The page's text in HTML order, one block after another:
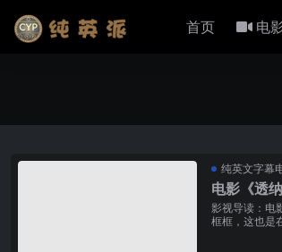
首页 电
纯英文字幕
电影《透
影视导读：电
框框，这也是